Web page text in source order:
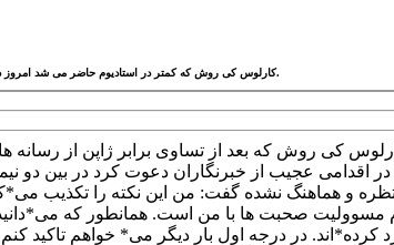
کارلوس کی روش که کمتر در استادیوم حاضر می شد امروز در خلال دیدار دو تیم ملوان و پرسپولیس از خبرنگاران دعوت به مصاحبه کرد.
کی روش که بعد از تساوی برابر ژاپن از رسانه
و هماهنگ نشده گفت: من این نکته را تکذیب
مسوولیت صحبت ها با من است. همانطور که می*دانید
در درجه اول بار دیگر می* خواهم تاکید کنم